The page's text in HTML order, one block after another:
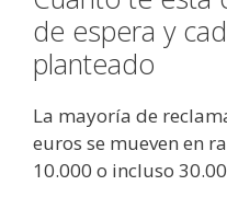
de espera y
planteado
La mayoría de
euros se mueven en
10.000 o incluso